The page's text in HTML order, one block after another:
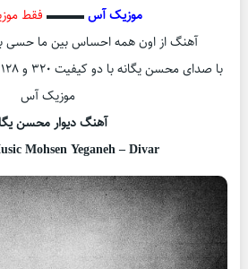
موزیک آس▬▬▬ فقط
آهنگ از اون همه احساس بین ما حسی
موزیک آس
آهنگ دیوار محسن
Mohsen Yeganeh – Divar